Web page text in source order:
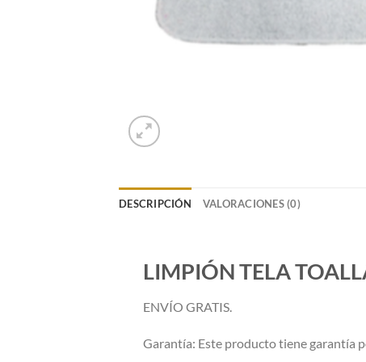
DESCRIPCIÓN VALORACIONES (0)
LIMPIÓN TELA
ENVÍO GRATIS.
Garantía: Este producto tiene garantía